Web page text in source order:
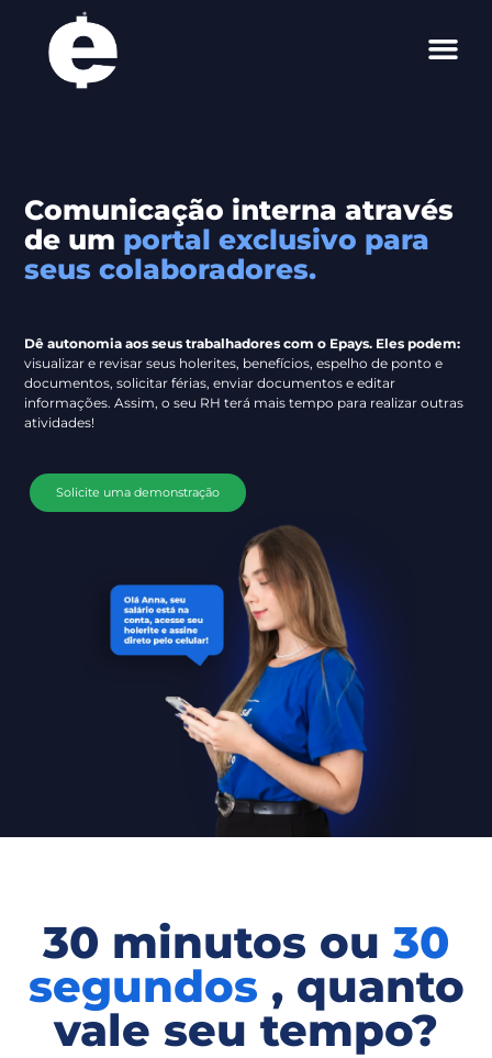
Comunicação interna através
de um portal exclusivo para
seus colaboradores.
Dê autonomia aos seus trabalhadores com o Epays. Eles podem:
visualizar e revisar seus holerites, benefícios, espelho de ponto e
documentos, solicitar férias, enviar documentos e editar
informações. Assim, o seu RH terá mais tempo para realizar outras
atividades!
Solicite uma demonstração
30 minutos ou 30
segundos , quanto
vale seu tempo?